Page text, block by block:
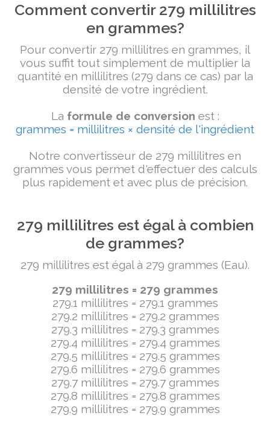
Comment convertir 279 millilitres
en grammes?
Pour convertir 279 millilitres en grammes, il
vous suffit tout simplement de multiplier la
quantité en millilitres (279 dans ce cas) par la
densité de votre ingrédient.
La formule de conversion est :
grammes = millilitres × densité de l'ingrédient
Notre convertisseur de 279 millilitres en
grammes vous permet d'effectuer des calculs
plus rapidement et avec plus de précision.
279 millilitres est égal à combien
de grammes?
279 millilitres est égal à 279 grammes (Eau).
279 millilitres = 279 grammes
279.1 millilitres = 279.1 grammes
279.2 millilitres = 279.2 grammes
279.3 millilitres = 279.3 grammes
279.4 millilitres = 279.4 grammes
279.5 millilitres = 279.5 grammes
279.6 millilitres = 279.6 grammes
279.7 millilitres = 279.7 grammes
279.8 millilitres = 279.8 grammes
279.9 millilitres = 279.9 grammes